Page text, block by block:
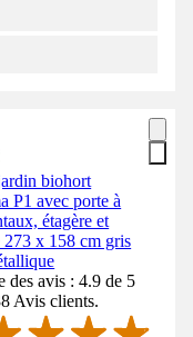
biohort
P1 avec porte à
étagère et
273 x 158 cm gris
des avis : 4.9 de 5
Avis clients.